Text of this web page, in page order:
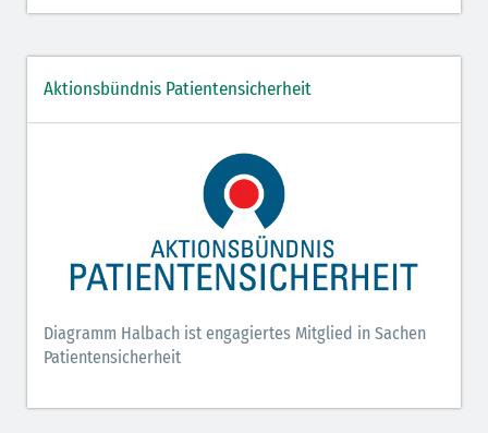
Aktionsbündnis Patientensicherheit
Diagramm Halbach ist engagiertes Mitglied in Sachen
Patientensicherheit